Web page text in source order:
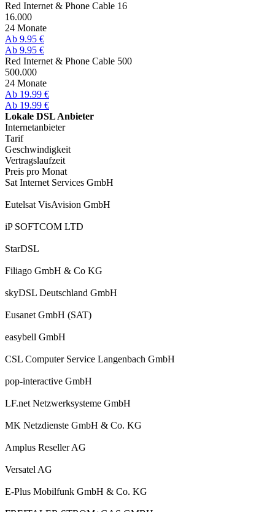
Red Internet & Phone Cable 16
16.000
24 Monate
Ab 9.95 €
Ab 9.95 €
Red Internet & Phone Cable 500
500.000
24 Monate
Ab 19.99 €
Ab 19.99 €
Lokale DSL Anbieter
Internetanbieter
Tarif
Geschwindigkeit
Vertragslaufzeit
Preis pro Monat
Sat Internet Services GmbH
Eutelsat VisAvision GmbH
iP SOFTCOM LTD
StarDSL
Filiago GmbH & Co KG
skyDSL Deutschland GmbH
Eusanet GmbH (SAT)
easybell GmbH
CSL Computer Service Langenbach GmbH
pop-interactive GmbH
LF.net Netzwerksysteme GmbH
MK Netzdienste GmbH & Co. KG
Amplus Reseller AG
Versatel AG
E-Plus Mobilfunk GmbH & Co. KG